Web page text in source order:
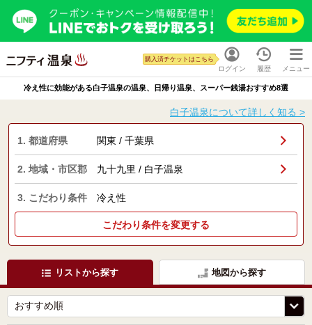
ログイン
購入済チケットはこちら
履歴 メニュー
冷え性に効能がある白子温泉の温泉、日帰り温泉、スーパー銭湯おすすめ8選
白子温泉について詳しく知る >
1. 都道府県 関東 / 千葉県
2. 地域・市区郡 九十九里 / 白子温泉
3. こだわり条件 冷え性
こだわり条件を変更する
リストから探す 地図から探す